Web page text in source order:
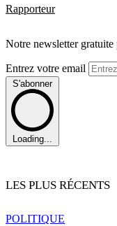
Rapporteur
Notre newsletter gratuite
Entrez votre email
S'abonner
Loading...
LES PLUS RÉCENTS
POLITIQUE